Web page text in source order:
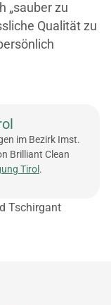
„sauber zu
Qualität zu
im Bezirk Imst.
Brilliant Clean
Tirol .